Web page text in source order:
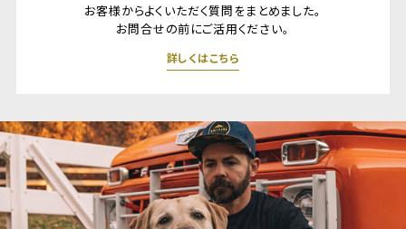
お客様からよくいただく質問をまとめました。
お問合せの前にご活用ください。
詳しくはこちら